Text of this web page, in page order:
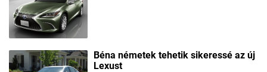
Béna németek tehetik sikeressé az új
Lexust